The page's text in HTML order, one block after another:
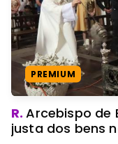
PREMIUM
R.Arcebispo de
justa dos bens